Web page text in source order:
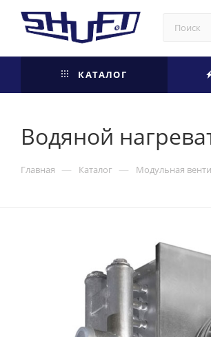
КАТАЛОГ
Водяной
Главная — Каталог — Модульная